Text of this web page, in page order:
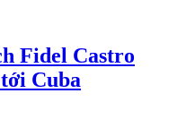
Fidel Castro
Cuba